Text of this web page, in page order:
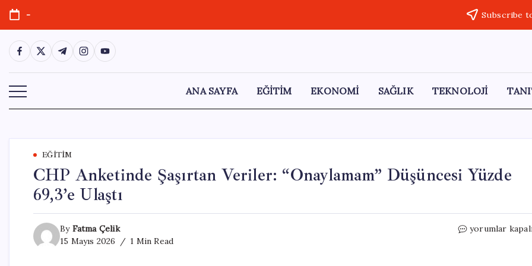
Skip
content
- Subscribe
https://www.facebook.com/
https://twitter.com/
https://t.me/
https://www.instagram.com/
https://youtube.com/
ANA SAYFA EĞİTİM EKONOMİ SAĞLIK TEKNOLOJİ
EĞITIM
CHP Anketinde Şaşırtan Veriler: “Onaylamam” Düşüncesi Yüzde
69,3’e Ulaştı
By Fatma Çelik
15 Mayıs 2026
1 Min Read
CHP
yorumlar